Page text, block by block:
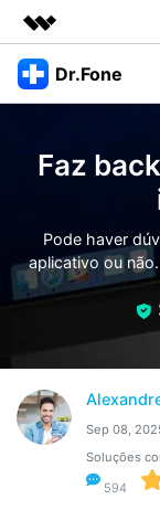
Produtos em
Visão geral
Sobre nós
Sala de imprensa
Loja
Dr.Fone
Veja Toolkit Completo >
Para PC
Para Celular
Ver Todos Os
Guia & Suporte
Centro de Ajuda
Transferir Dados
Gerenciador de
Reparar Celular
Entrar
Faz
Pode haver
aplicativo ou
Sep 08,
Soluções
594